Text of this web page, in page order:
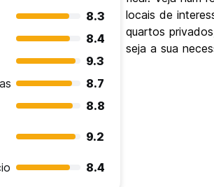
8.3
8.4
9.3
8.7
8.8
9.2
8.4
locais de
quartos
seja a sua